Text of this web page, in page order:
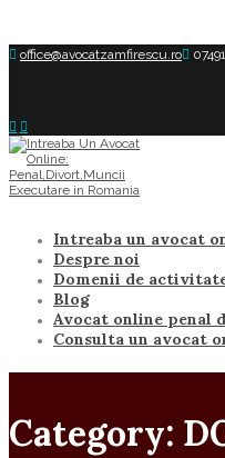
office@avocatzamfirescu.ro
Intreaba un avocat
Despre noi
Domenii de
Blog
Avocat online penal
Consulta un avocat
Category: